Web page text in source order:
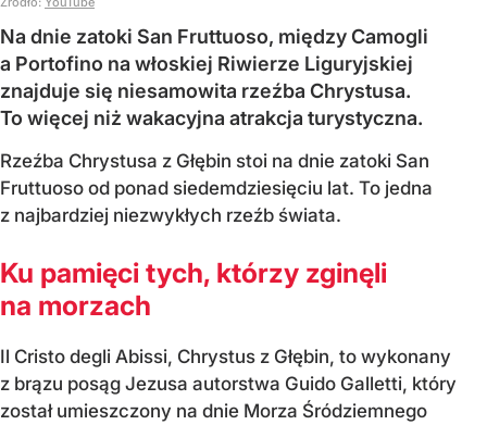
Na dnie zatoki San Fruttuoso, między Camogli
a Portofino na włoskiej Riwierze Liguryjskiej
znajduje się niesamowita rzeźba Chrystusa.
To więcej niż wakacyjna atrakcja turystyczna.
Rzeźba Chrystusa z Głębin stoi na dnie zatoki San
Fruttuoso od ponad siedemdziesięciu lat. To jedna
z najbardziej niezwykłych rzeźb świata.
Ku pamięci tych, którzy zginęli
na morzach
Il Cristo degli Abissi, Chrystus z Głębin, to wykonany
z brązu posąg Jezusa autorstwa Guido Galletti, który
został umieszczony na dnie Morza Śródziemnego